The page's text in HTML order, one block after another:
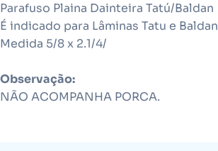
Parafuso Plaina Dainteira Tatú/Baldan
É indicado para Lâminas Tatu e Baldan
Medida 5/8 x 2.1/4/
Observação:
NÃO ACOMPANHA PORCA.